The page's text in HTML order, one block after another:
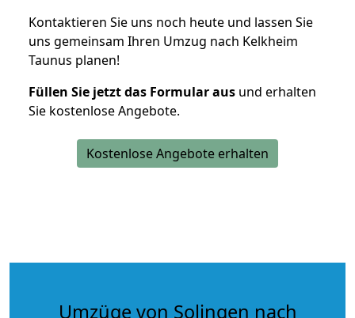
Kontaktieren Sie uns noch heute und lassen Sie
uns gemeinsam Ihren Umzug nach Kelkheim
Taunus planen!
Füllen Sie jetzt das Formular aus und erhalten
Sie kostenlose Angebote.
Kostenlose Angebote erhalten
Umzüge von Solingen nach